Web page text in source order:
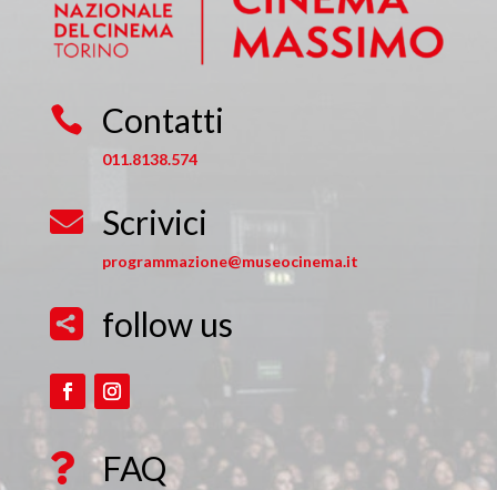
 Contatti
011.8138.574
 Scrivici
programmazione@museocinema.it
 follow us
 FAQ